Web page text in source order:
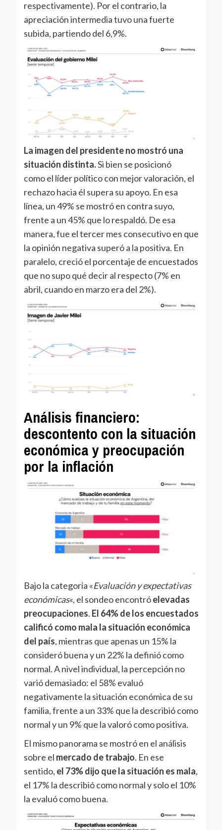
respectivamente). Por el contrario, la
apreciación intermedia tuvo una fuerte
subida, partiendo del 6,9%.
La imagen del presidente no mostró una
situación distinta.Si bien se posicionó
como el líder político con mejor valoración, el
rechazo hacia él supera su apoyo. En esa
línea, un 49% se mostró en contra suyo,
frente a un 45% que lo respaldó. De esa
manera, fue el tercer mes consecutivo en que
la opinión negativa superó a la positiva. En
paralelo, creció el porcentaje de encuestados
que no supo qué decir al respecto (7% en
abril, cuando en marzo era del 2%).
Análisis financiero:
descontento con la situación
económica y preocupación
por la inflación
Bajo la categoría «Evaluación y expectativas
económicas«, el sondeo encontróelevadas
preocupaciones. El 64% de los encuestados
calificó como mala la situación económica
del país, mientras que apenas un 15% la
consideró buena y un 22% la definió como
normal. A nivel individual, la percepción no
varió demasiado: el 58% evaluó
negativamente la situación económica de su
familia, frente a un 33% que la describió como
normal y un 9% que la valoró como positiva.
El mismo panorama se mostró en el análisis
sobre el mercado de trabajo. En ese
sentido, el 73% dijo que la situación es mala,
el 17% la describió como normal y solo el 10%
la evaluó como buena.